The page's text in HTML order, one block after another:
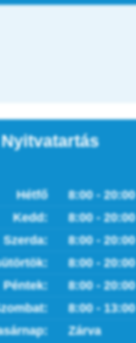
Nyitvatartás
Hétfő
8:00 - 20:00
Kedd:
8:00 - 20:00
Szerda:
8:00 - 20:00
8:00 - 20:00
Péntek:
8:00 - 20:00
8:00 - 13:00
Zárva